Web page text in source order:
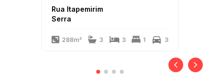
Rua Itapemirim
Serra
288m² 3 3 1 3